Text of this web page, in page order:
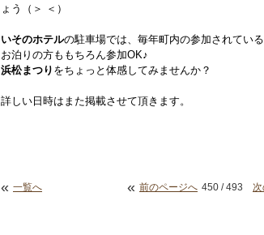
ょう（＞ ＜）
いそのホテルの駐車場では、毎年町内の参加されてい
お泊りの方ももちろん参加OK♪
浜松まつり をちょっと体感してみませんか？
詳しい日時はまた掲載させて頂きます。
« 一覧へ « 前のページへ 450 / 493